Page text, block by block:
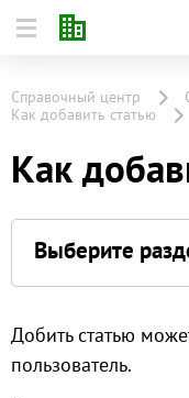
Справочный центр
Как добавить статью
Как
Выберите
Добить статью
пользователь.